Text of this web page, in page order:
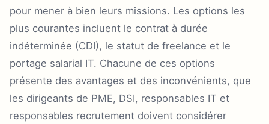
pour mener à bien leurs missions. Les options les
plus courantes incluent le contrat à durée
indéterminée (CDI), le statut de freelance et le
portage salarial IT. Chacune de ces options
présente des avantages et des inconvénients, que
les dirigeants de PME, DSI, responsables IT et
responsables recrutement doivent considérer